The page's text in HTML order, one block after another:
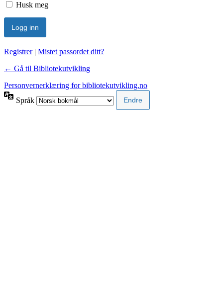
Husk meg
Registrer| Mistet passordet ditt?
← Gå til Bibliotekutvikling
Personvernerklæring for bibliotekutvikling.no
Språk